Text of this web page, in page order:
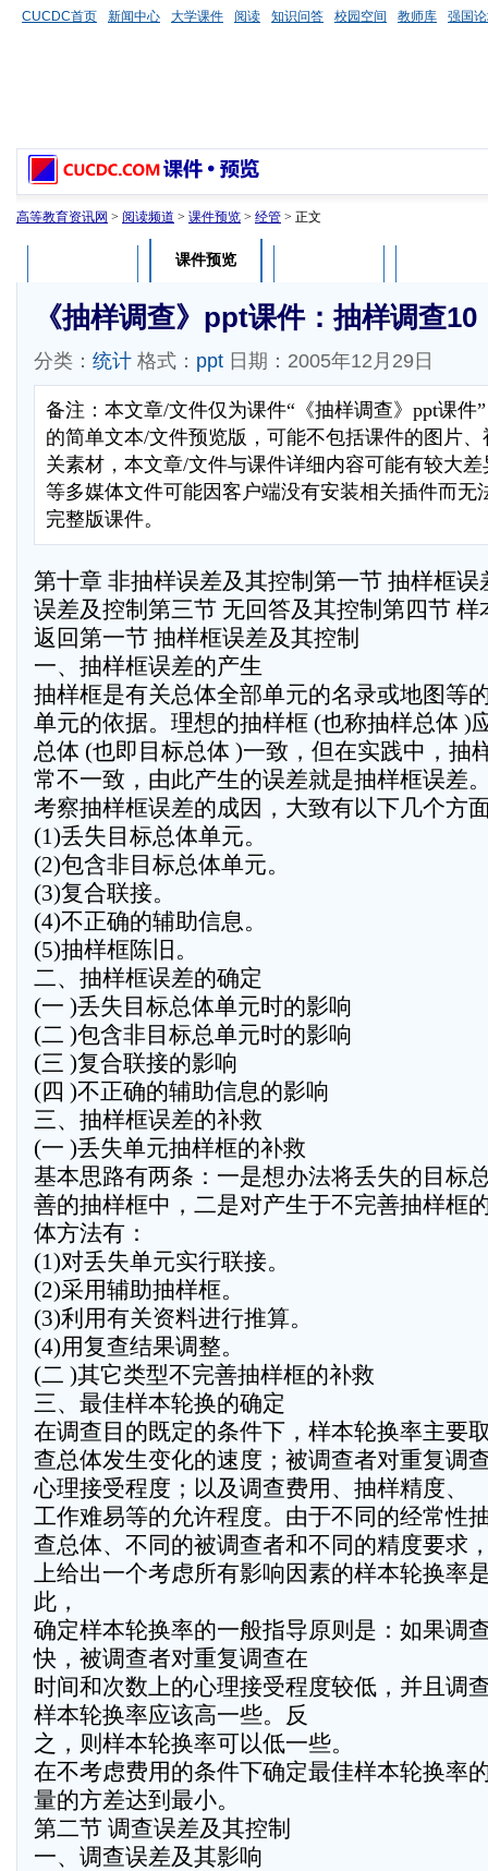
CUCDC首页 新闻中心 大学课件 阅读 知识问答 校园空间 教师库 强国
高等教育资讯网 > 阅读频道 > 课件预览 > 经管 > 正文
课件预览
《抽样调查》ppt课件：抽样调查10
分类： 统计 格式： ppt 日期：2005年12月29日
备注：本文章/文件仅为课件“《抽样调查》ppt课件
的简单文本/文件预览版，可能不包括课件的图片
关素材，本文章/文件与课件详细内容可能有较大
等多媒体文件可能因客户端没有安装相关插件而无
完整版课件。
第十章 非抽样误差及其控制第一节 抽样框
误差及控制第三节 无回答及其控制第四节
返回第一节 抽样框误差及其控制
一、抽样框误差的产生
抽样框是有关总体全部单元的名录或地图等
单元的依据。理想的抽样框 (也称抽样总体 )
总体 (也即目标总体 )一致，但在实践中，抽
常不一致，由此产生的误差就是抽样框误差
考察抽样框误差的成因，大致有以下几个方
(1)丢失目标总体单元。
(2)包含非目标总体单元。
(3)复合联接。
(4)不正确的辅助信息。
(5)抽样框陈旧。
二、抽样框误差的确定
(一 )丢失目标总体单元时的影响
(二 )包含非目标总单元时的影响
(三 )复合联接的影响
(四 )不正确的辅助信息的影响
三、抽样框误差的补救
(一 )丢失单元抽样框的补救
基本思路有两条：一是想办法将丢失的目标
善的抽样框中，二是对产生于不完善抽样框
体方法有：
(1)对丢失单元实行联接。
(2)采用辅助抽样框。
(3)利用有关资料进行推算。
(4)用复查结果调整。
(二 )其它类型不完善抽样框的补救
三、最佳样本轮换的确定
在调查目的既定的条件下，样本轮换率主要
查总体发生变化的速度；被调查者对重复调
心理接受程度；以及调查费用、抽样精度、
工作难易等的允许程度。由于不同的经常性
查总体、不同的被调查者和不同的精度要求
上给出一个考虑所有影响因素的样本轮换率
此，
确定样本轮换率的一般指导原则是：如果调
快，被调查者对重复调查在
时间和次数上的心理接受程度较低，并且调
样本轮换率应该高一些。反
之，则样本轮换率可以低一些。
在不考虑费用的条件下确定最佳样本轮换率
量的方差达到最小。
第二节 调查误差及其控制
一、调查误差及其影响